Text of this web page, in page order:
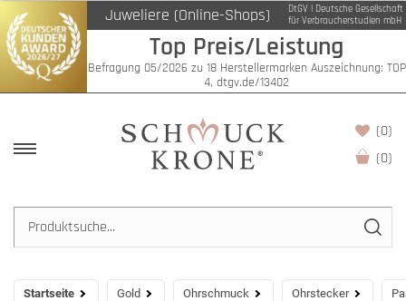
Juweliere (Online-Shops)
DtGV | Deutsche Gesellschaft
für Verbraucherstudien mbH
Top Preis/Leistung
Befragung 05/2026 zu 18 Herstellermarken Auszeichnung: TOP
4, dtgv.de/13402
(0)
(0)
Startseite Gold Ohrschmuck Ohrstecker